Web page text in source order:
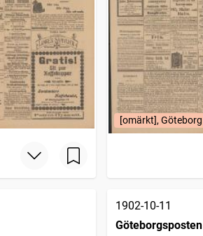
[omärkt], Göteborg
1902-10-11
Göteborgsposten